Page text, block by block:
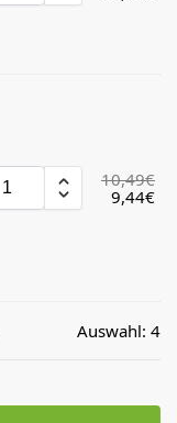
10,49€
9,44€
Auswahl: 4